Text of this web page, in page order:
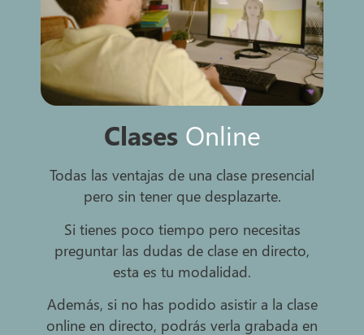
Clases Online
Todas las ventajas de una clase presencial
pero sin tener que desplazarte.
Si tienes poco tiempo pero necesitas
preguntar las dudas de clase en directo,
esta es tu modalidad.
Además, si no has podido asistir a la clase
online en directo, podrás verla grabada en